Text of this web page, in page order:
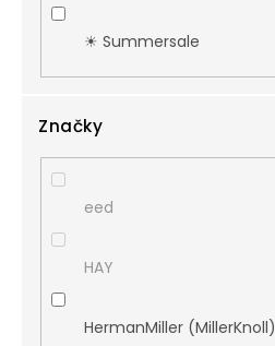
☀︎ Summersale
Značky
eed
HAY
HermanMiller (MillerKnoll)